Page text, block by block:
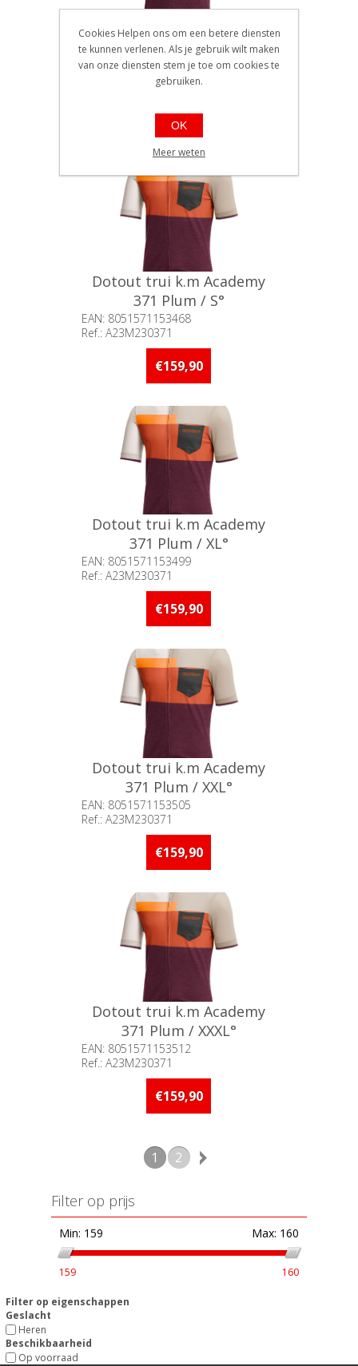
Dotout trui k.m Academy
371 Plum / M°
EAN: 8051571153475
Ref.: A23M230371
stuks op voorraad
€159,90
Dotout trui k.m Academy
371 Plum / S°
EAN: 8051571153468
Ref.: A23M230371
Beschikbaarheid:: Minder dan 5
stuks op voorraad
€159,90
Dotout trui k.m Academy
371 Plum / XL°
EAN: 8051571153499
Ref.: A23M230371
Beschikbaarheid:: Minder dan 5
stuks op voorraad
€159,90
Dotout trui k.m Academy
371 Plum / XXL°
EAN: 8051571153505
Ref.: A23M230371
Beschikbaarheid:: Minder dan 5
stuks op voorraad
€159,90
Dotout trui k.m Academy
371 Plum / XXXL°
EAN: 8051571153512
Ref.: A23M230371
Beschikbaarheid:: Minder dan 5
stuks op voorraad
€159,90
1 2
Filter op prijs
Min: 159 Max: 160
159 160
Filter op eigenschappen
Geslacht
Heren
Beschikbaarheid
Op voorraad
Cookies Helpen ons om een betere diensten
te kunnen verlenen. Als je gebruik wilt maken
van onze diensten stem je toe om cookies te
gebruiken.
OK
Meer weten